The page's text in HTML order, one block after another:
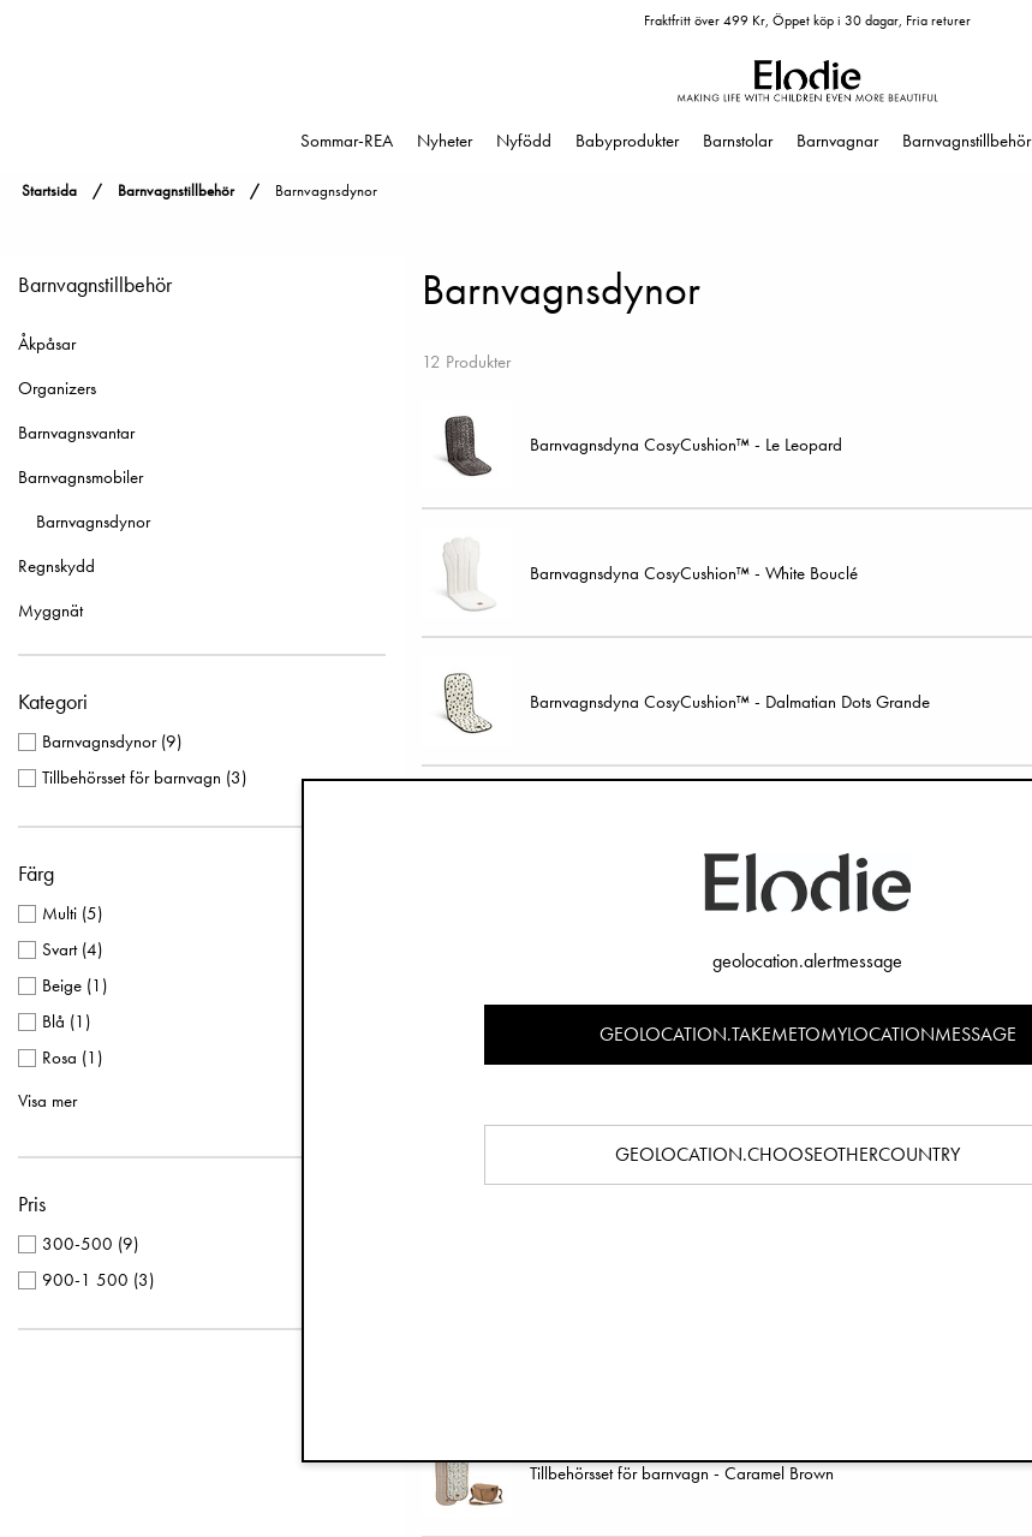
Fraktfritt över 499 Kr, Öppet köp i 30 dagar, Fria returer
Sommar-REA Nyheter Nyfödd Babyprodukter Barnstolar Barnvagnar Barnvagnstillbehör
Startsida Barnvagnstillbehör Barnvagnsdynor
Barnvagnstillbehör
Åkpåsar
Organizers
Barnvagnsvantar
Barnvagnsmobiler
Barnvagnsdynor
Regnskydd
Myggnät
Kategori
Barnvagnsdynor(9)
Tillbehörsset för barnvagn (3)
Färg
Multi (5)
Svart(4)
Beige (1 )
Blå (1 )
Rosa (1 )
Vit(1
Visa mer
Pris
300-500 (9)
900-1 500 (3)
Barnvagnsdynor
12 Produkter
Barnvagnsdyna CosyCushion™ - Le Leopard
Barnvagnsdyna CosyCushion™ - White Bouclé
Barnvagnsdyna CosyCushion™ - Dalmatian Dots Grande
Tillbehörsset för barnvagn - Le Leopard
Tillbehörsset för barnvagn - Caramel Brown
geolocation.alertmessage
GEOLOCATION.TAKEMETOMYLOCATIONMESSAGE
GEOLOCATION.CHOOSEOTHERCOUNTRY